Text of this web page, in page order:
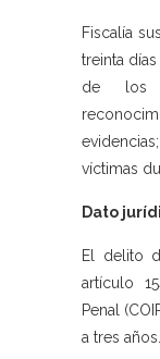
Fiscalía
treinta
de los
víctimas
Dato
El delito
artículo
Penal
a tres años.